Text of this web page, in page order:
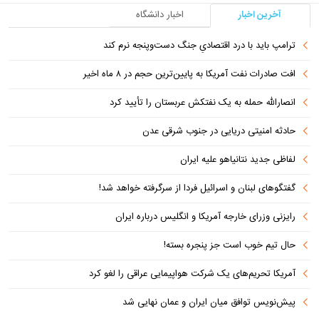
آخرین اخبار
اخبار دانشگاه
ترامپ باید با درد اقتصادیِ جنگ دست‌و‌پنجه نرم کند
افت صادرات نفت آمریکا به پایین‌ترین حجم در ۸ ماه اخیر
انصارالله حمله به یک نفتکش عربستان را تأیید کرد
حادثه امنیتی دریایی در جنوب شرقی عدن
لفاظی جدید نتانیاهو علیه ایران
گفتگوهای لبنان و اسرائیل فردا از سرگرفته خواهد شد!
رایزنی وزرای خارجه آمریکا و انگلیس درباره ایران
حال تیم خوب است جز پنجره بسته!
آمریکا تحریم‌های یک شرکت هواپیمایی عراقی را لغو کرد
پیش‌نویس توافق میان ایران و عمان نهایی شد